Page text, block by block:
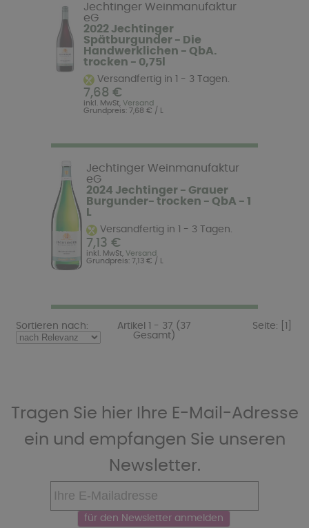
Jechtinger Weinmanufaktur
eG
2022 Jechtinger
Spätburgunder - Die
Handwerklichen - QbA.
trocken - 0,75l
Versandfertig in 1 - 3 Tagen.
7,68 €
inkl. MwSt, Versand
Grundpreis: 7,68 € / L
Jechtinger Weinmanufaktur
eG
2024 Jechtinger - Grauer
Burgunder- trocken - QbA - 1
L
Versandfertig in 1 - 3 Tagen.
7,13 €
inkl. MwSt, Versand
Grundpreis: 7,13 € / L
Sortieren nach:
Artikel 1 - 37 (37
Gesamt)
Seite:
Tragen Sie hier Ihre E-Mail-Adresse
ein und empfangen Sie unseren
Newsletter.